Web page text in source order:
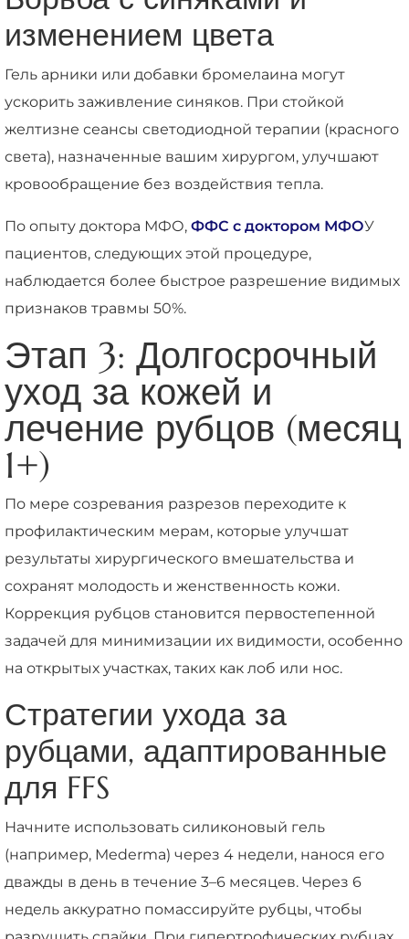
изменением цвета
Гель арники или добавки бромелаина могут
ускорить заживление синяков. При стойкой
желтизне сеансы светодиодной терапии (красного
света), назначенные вашим хирургом, улучшают
кровообращение без воздействия тепла.
По опыту доктора МФО, ФФС с доктором МФОУ
пациентов, следующих этой процедуре,
наблюдается более быстрое разрешение видимых
признаков травмы 50%.
Этап 3: Долгосрочный
уход за кожей и
лечение рубцов (месяц
1+)
По мере созревания разрезов переходите к
профилактическим мерам, которые улучшат
результаты хирургического вмешательства и
сохранят молодость и женственность кожи.
Коррекция рубцов становится первостепенной
задачей для минимизации их видимости, особенно
на открытых участках, таких как лоб или нос.
Стратегии ухода за
рубцами, адаптированные
для FFS
Начните использовать силиконовый гель
(например, Mederma) через 4 недели, нанося его
дважды в день в течение 3–6 месяцев. Через 6
недель аккуратно помассируйте рубцы, чтобы